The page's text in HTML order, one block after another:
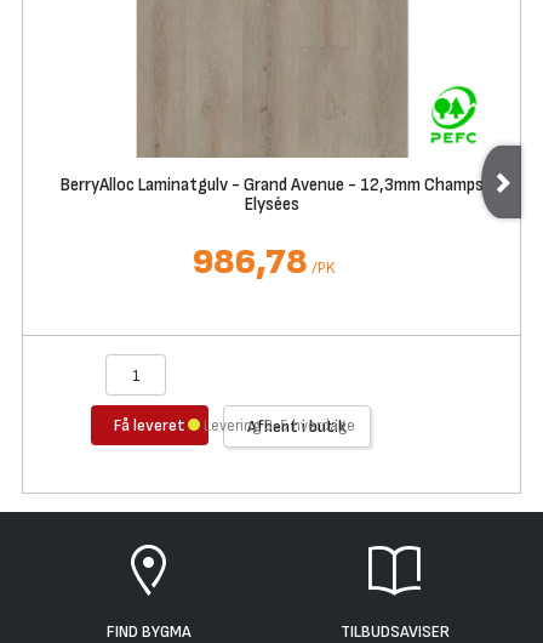
BerryAlloc Laminatgulv - Grand Avenue - 12,3mm Champs
Elysées
986,78 /PK
Få leveret Afhent i butik
Levering 3-5 hverdage
FIND BYGMA TILBUDSAVISER